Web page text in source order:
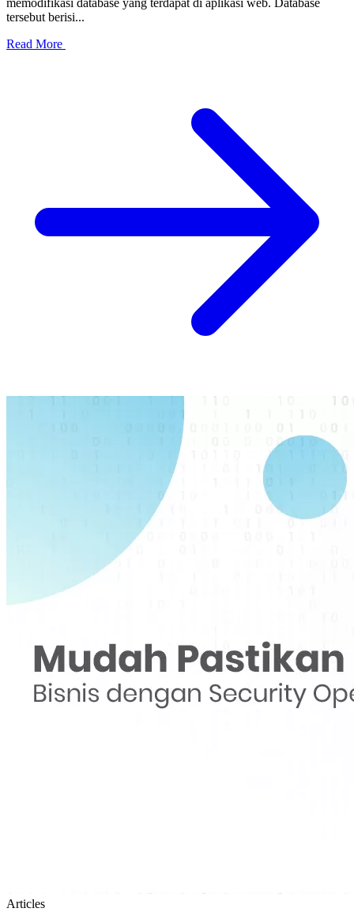
memodifikasi database yang terdapat di aplikasi web. Database
tersebut berisi...
Read More
Articles